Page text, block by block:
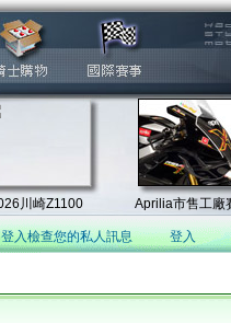
登入檢查您的私人訊息 登入